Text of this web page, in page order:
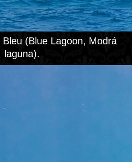
(Blue Lagoon, Modrá
laguna).